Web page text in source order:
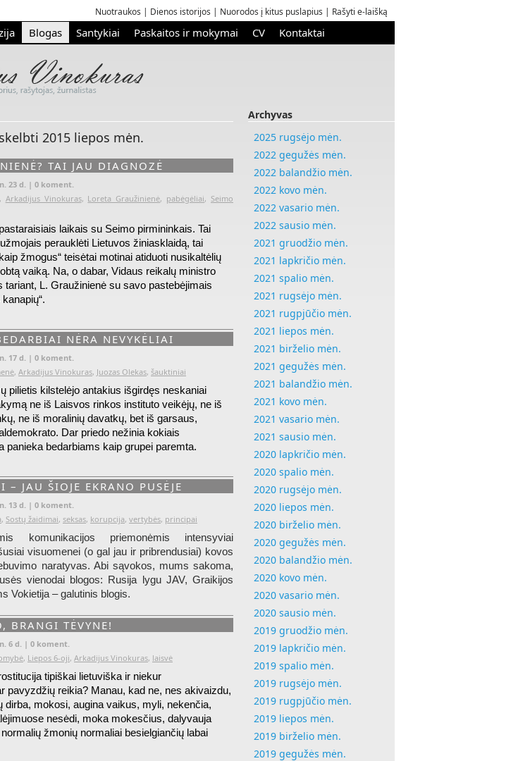
Nuotraukos | Dienos istorijos | Nuorodos į kitus puslapius | Rašyti e-laišką
Blogas Santykiai Paskaitos ir mokymai CV Kontaktai
2015 liepos mėn.
TAI JAU DIAGNOZĖ
23 d. | 0 koment.
Arkadijus Vinokuras, Loreta Graužinienė, pabėgėliai, Seimo
laikais su Seimo pirmininkais. Tai
perauklėti Lietuvos žiniasklaidą, tai
žmogus“ teisėtai motinai atiduoti nusikaltėlių
vaiką. Na, o dabar, Vidaus reikalų ministro
tariant, L. Graužinienė su savo pastebėjimais
NĖRA NEVYKĖLIAI
17 d. | 0 koment.
, Arkadijus Vinokuras, Juozas Olekas, šauktiniai
pilietis kilstelėjo antakius išgirdęs neskaniai
ne iš Laisvos rinkos instituto veikėjų, ne iš
ne iš moralinių davatkų, bet iš garsaus,
Dar priedo nežinia kokiais
panieka bedarbiams kaip grupei paremta.
JAU ŠIOJE EKRANO PUSĖJE
13 d. | 0 koment.
, Sostų žaidimai, seksas, korupcija, vertybės, principai
komunikacijos priemonėmis intensyviai
visuomenei (o gal jau ir pribrendusiai) kovos
naratyvas. Abi sąvokos, mums sakoma,
vienodai blogos: Rusija lygu JAV, Graikijos
Vokietija – galutinis blogis.
BRANGI TĖVYNE!
6 d. | 0 koment.
, Liepos 6-oji, Arkadijus Vinokuras, laisvė
tipiškai lietuviška ir niekur
pavyzdžių reikia? Manau, kad ne, nes akivaizdu,
dirba, mokosi, augina vaikus, myli, nekenčia,
nesėdi, moka mokesčius, dalyvauja
žmonių normaliai besielgiančių labai
Archyvas
2025 rugsėjo mėn.
2022 gegužės mėn.
2022 balandžio mėn.
2022 kovo mėn.
2022 vasario mėn.
2022 sausio mėn.
2021 gruodžio mėn.
2021 lapkričio mėn.
2021 spalio mėn.
2021 rugsėjo mėn.
2021 rugpjūčio mėn.
2021 liepos mėn.
2021 birželio mėn.
2021 gegužės mėn.
2021 balandžio mėn.
2021 kovo mėn.
2021 vasario mėn.
2021 sausio mėn.
2020 lapkričio mėn.
2020 spalio mėn.
2020 rugsėjo mėn.
2020 liepos mėn.
2020 birželio mėn.
2020 gegužės mėn.
2020 balandžio mėn.
2020 kovo mėn.
2020 vasario mėn.
2020 sausio mėn.
2019 gruodžio mėn.
2019 lapkričio mėn.
2019 spalio mėn.
2019 rugsėjo mėn.
2019 rugpjūčio mėn.
2019 liepos mėn.
2019 birželio mėn.
2019 gegužės mėn.